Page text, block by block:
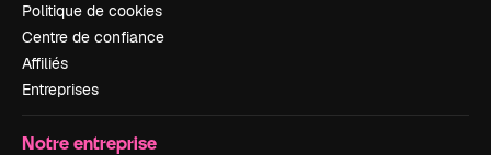
Politique de cookies
Centre de confiance
Affiliés
Entreprises
Notre entreprise